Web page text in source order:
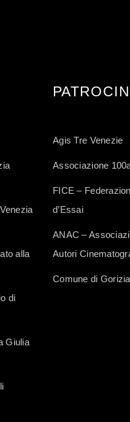
alla
di
Giulia
Agis Tre Venezie
Associazione
FICE –
d’Essai
ANAC –
Autori
Comune di Gorizia